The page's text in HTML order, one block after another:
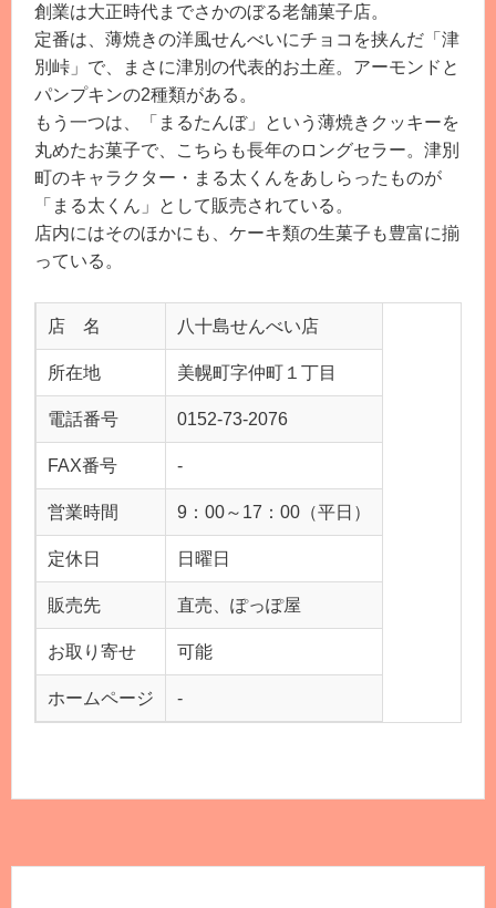
創業は大正時代までさかのぼる老舗菓子店。
定番は、薄焼きの洋風せんべいにチョコを挟んだ「津
別峠」で、まさに津別の代表的お土産。アーモンドと
パンプキンの2種類がある。
もう一つは、「まるたんぼ」という薄焼きクッキーを
丸めたお菓子で、こちらも長年のロングセラー。津別
町のキャラクター・まる太くんをあしらったものが
「まる太くん」として販売されている。
店内にはそのほかにも、ケーキ類の生菓子も豊富に揃
っている。
店 名 八十島せんべい店
所在地 美幌町字仲町１丁目
電話番号 0152-73-2076
FAX番号 -
営業時間 9：00～17：00（平日）
定休日 日曜日
販売先 直売、ぽっぽ屋
お取り寄せ 可能
ホームページ -